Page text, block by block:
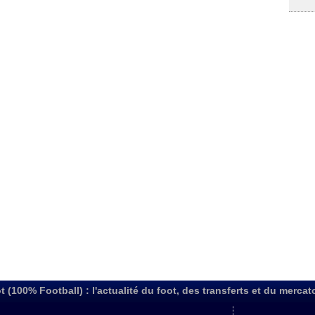
(100% Football) : l'actualité du foot, des transferts et du